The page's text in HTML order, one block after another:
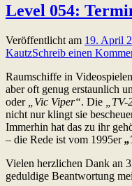
Level 054:
Veröffentlicht am 19. April
KautzSchreib einen
Raumschiffe in
aber oft genug erstaunlich
oder
„Vic Viper“. Die
nicht nur klingt sie
Immerhin hat das zu ihr
– die Rede ist vom 1995er
Vielen herzlichen Dank an
geduldige Beantwortung